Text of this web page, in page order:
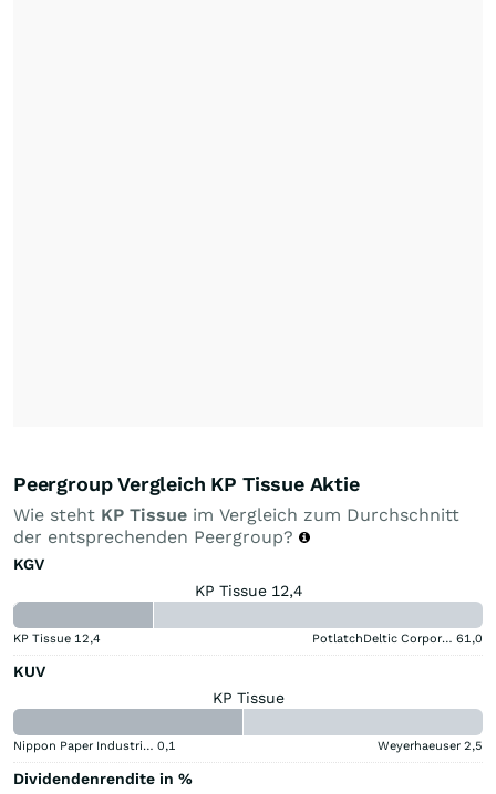
Peergroup Vergleich KP Tissue Aktie
Wie steht KP Tissue im Vergleich zum Durchschnitt
der entsprechenden Peergroup?
KGV
KP Tissue 12,4
KP Tissue 12,4 PotlatchDeltic Corporation 61,0
KUV
KP Tissue
Nippon Paper Industries 0,1 Weyerhaeuser 2,5
Dividendenrendite in %